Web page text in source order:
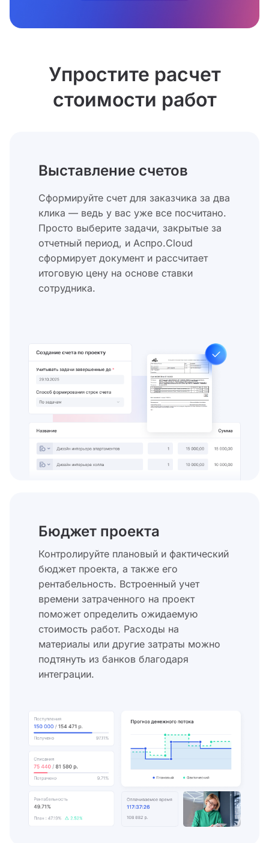
Упростите расчет
стоимости работ
Выставление счетов
Сформируйте счет для заказчика за два
клика — ведь у вас уже все посчитано.
Просто выберите задачи, закрытые за
отчетный период, и Аспро.Cloud
сформирует документ и рассчитает
итоговую цену на основе ставки
сотрудника.
Бюджет проекта
Контролируйте плановый и фактический
бюджет проекта, а также его
рентабельность. Встроенный учет
времени затраченного на проект
поможет определить ожидаемую
стоимость работ. Расходы на
материалы или другие затраты можно
подтянуть из банков благодаря
интеграции.